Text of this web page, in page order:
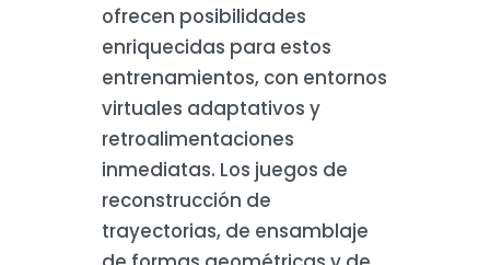
ofrecen posibilidades
enriquecidas para estos
entrenamientos, con entornos
virtuales adaptativos y
retroalimentaciones
inmediatas. Los juegos de
reconstrucción de
trayectorias, de ensamblaje